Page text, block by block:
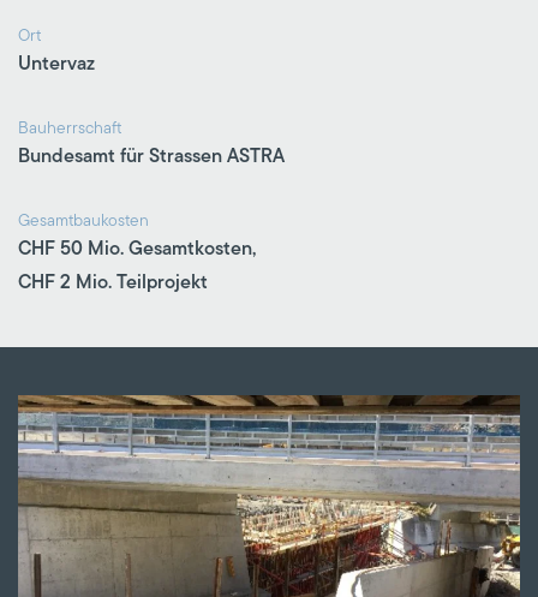
Ort
Untervaz
Bauherrschaft
Bundesamt für Strassen ASTRA
Gesamtbaukosten
CHF 50 Mio. Gesamtkosten,
CHF 2 Mio. Teilprojekt